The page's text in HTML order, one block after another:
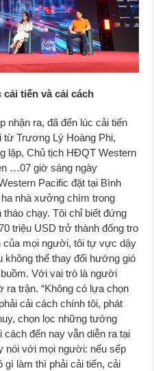
tiến và cải cách
nhận ra, đã đến lúc cải tiến
từ Trương Lý Hoàng Phi,
lập, Chủ tịch HĐQT Western
…07 giờ sáng ngày
Pacific đặt tại Bình
nhà xưởng chìm trong
chạy. Tôi chỉ biết đứng
triệu USD trở thành đống tro
mọi người, tôi tự vực dậy
không thể thay đổi hướng gió
Với vai trò là người
ra trận. “Không có lựa chọn
cải cách chính tôi, phát
chọn lọc những tướng
cách đến nay vẫn diễn ra tại
nói với mọi người: nếu sếp
gì làm thì phải cải tiến, cải